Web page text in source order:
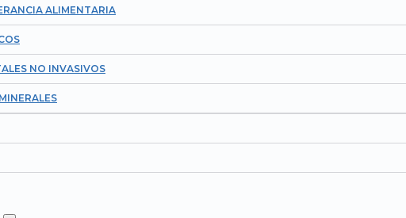
ALIMENTARIA
NO INVASIVOS